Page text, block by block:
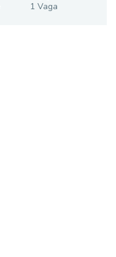
1 Vaga